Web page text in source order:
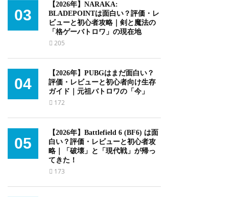
03
【2026年】NARAKA:
BLADEPOINTは面白い？評価・レ
ビューと初心者攻略｜剣と魔法の
「格ゲーバトロワ」の現在地
205
04
【2026年】PUBGはまだ面白い？
評価・レビューと初心者向け生存
ガイド｜元祖バトロワの「今」
172
05
【2026年】Battlefield 6 (BF6) は面
白い？評価・レビューと初心者攻
略｜「破壊」と「現代戦」が帰っ
てきた！
173